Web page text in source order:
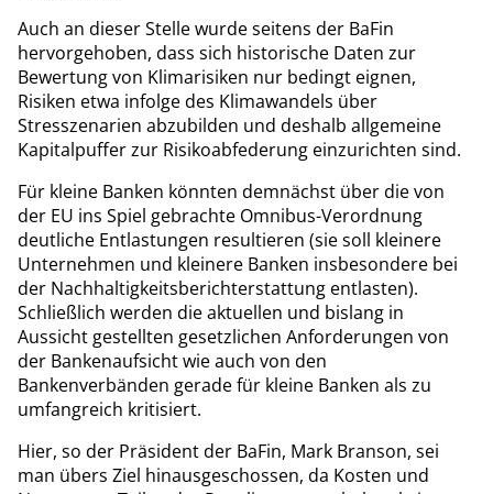
Auch an dieser Stelle wurde seitens der BaFin
hervorgehoben, dass sich historische Daten zur
Bewertung von Klimarisiken nur bedingt eignen,
Risiken etwa infolge des Klimawandels über
Stresszenarien abzubilden und deshalb allgemeine
Kapitalpuffer zur Risikoabfederung einzurichten sind.
Für kleine Banken könnten demnächst über die von
der EU ins Spiel gebrachte Omnibus-Verordnung
deutliche Entlastungen resultieren (sie soll kleinere
Unternehmen und kleinere Banken insbesondere bei
der Nachhaltigkeitsberichterstattung entlasten).
Schließlich werden die aktuellen und bislang in
Aussicht gestellten gesetzlichen Anforderungen von
der Bankenaufsicht wie auch von den
Bankenverbänden gerade für kleine Banken als zu
umfangreich kritisiert.
Hier, so der Präsident der BaFin, Mark Branson, sei
man übers Ziel hinausgeschossen, da Kosten und